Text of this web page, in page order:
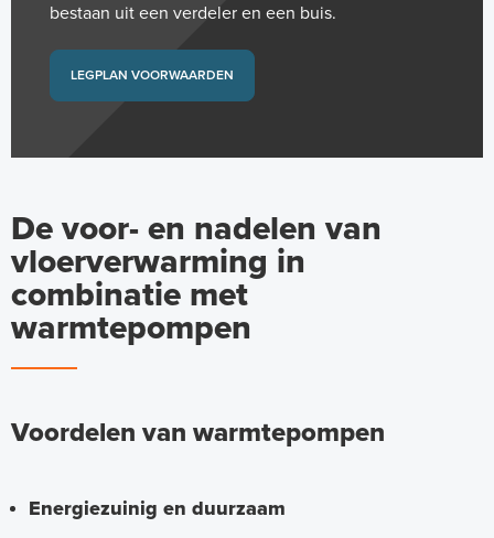
bestaan uit een verdeler en een buis.
LEGPLAN VOORWAARDEN
De voor- en nadelen van
vloerverwarming in
combinatie met
warmtepompen
Voordelen van warmtepompen
Energiezuinig en duurzaam